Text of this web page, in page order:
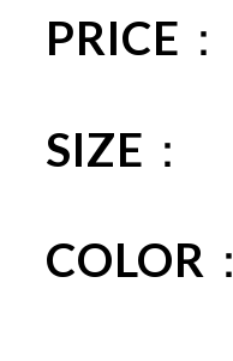
PRICE：
SIZE：
COLOR：